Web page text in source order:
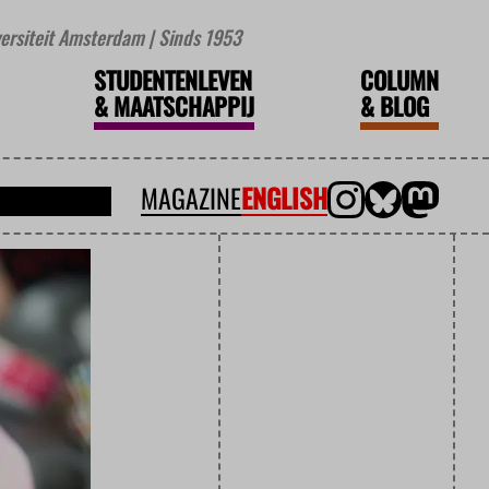
Amsterdam | Sinds 1953
STUDENTENLEVEN
&MAATSCHAPPIJ
COLUMN
&BLOG
MAGAZINEENGLISH